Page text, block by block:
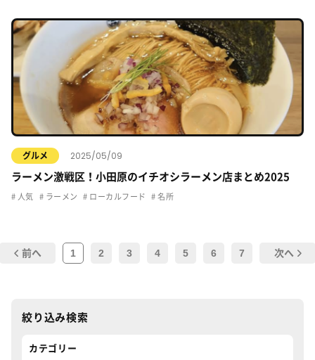
グルメ 2025/05/09
ラーメン激戦区！小田原のイチオシラーメン店まとめ2025
人気 ラーメン ローカルフード 名所
前へ 1 2 3 4 5 6 7 次へ
絞り込み検索
カテゴリー